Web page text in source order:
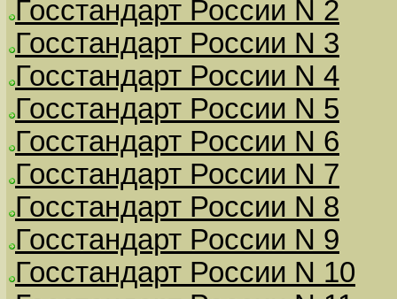
Госстандарт России N 2
Госстандарт России N 3
Госстандарт России N 4
Госстандарт России N 5
Госстандарт России N 6
Госстандарт России N 7
Госстандарт России N 8
Госстандарт России N 9
Госстандарт России N 10